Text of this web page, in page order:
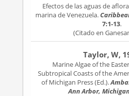
Efectos de las aguas de
marina de Venezuela.
7:1-13.
(Citado en
Taylor, W,
Marine Algae of the
Subtropical Coasts of the
of Michigan Press (Ed.).
Ann Arbor, Michigan